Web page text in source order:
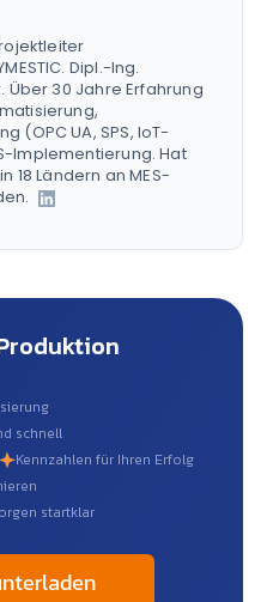
Dipl.-Ing.
30 Jahre Erfahrung
(OPC UA, SPS, IoT-
Implementierung. Hat
18 Ländern an MES-
schnell
Kennzahlen für Ihren Erfolg
startklar